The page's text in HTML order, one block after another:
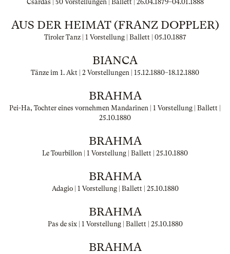
Csárdás | 50 Vorstellungen | Ballett | 26.04.1879–04.01.1888
AUS DER HEIMAT (FRANZ DOPPLER)
Tiroler Tanz | 1 Vorstellung | Ballett | 05.10.1887
BIANCA
Tänze im 1. Akt | 2 Vorstellungen | 15.12.1880–18.12.1880
BRAHMA
Pei-Ha, Tochter eines vornehmen Mandarinen | 1 Vorstellung | Ballett |
25.10.1880
BRAHMA
Le Tourbillon | 1 Vorstellung | Ballett | 25.10.1880
BRAHMA
Adagio | 1 Vorstellung | Ballett | 25.10.1880
BRAHMA
Pas de six | 1 Vorstellung | Ballett | 25.10.1880
BRAHMA